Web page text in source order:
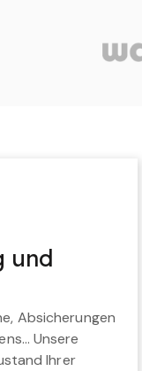
und
Absicherungen
Unsere
Ihrer